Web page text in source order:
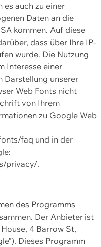
es auch zu einer
Daten an die
kommen. Auf diese
dass über Ihre IP-
wurde. Die Nutzung
Interesse einer
Darstellung unserer
Web Fonts nicht
von Ihrem
zu Google Web
faq und in der
privacy/.
des Programms
Der Anbieter ist
4 Barrow St,
Dieses Programm